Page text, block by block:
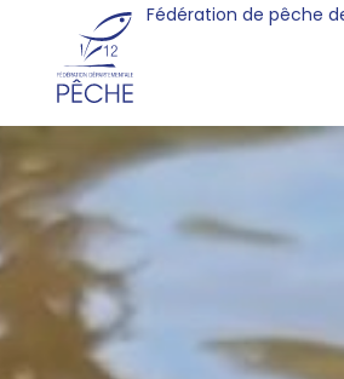
Fédération de pêche
Cookies management panel